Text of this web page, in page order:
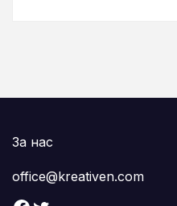
За нас
office@kreativen.com